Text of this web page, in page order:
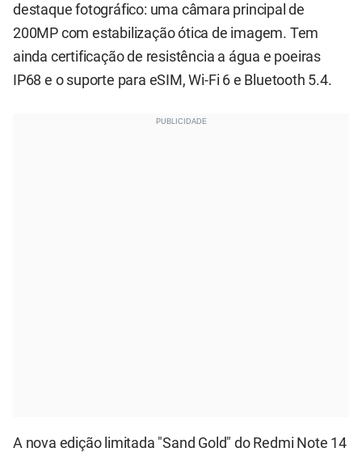
destaque fotográfico: uma câmara principal de
200MP com estabilização ótica de imagem. Tem
ainda certificação de resistência a água e poeiras
IP68 e o suporte para eSIM, Wi-Fi 6 e Bluetooth 5.4.
A nova edição limitada "Sand Gold" do Redmi Note 14